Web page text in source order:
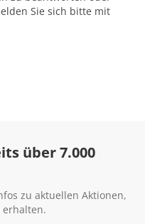
Sie sich bitte mit
über 7.000
zu aktuellen Aktionen,
erhalten.